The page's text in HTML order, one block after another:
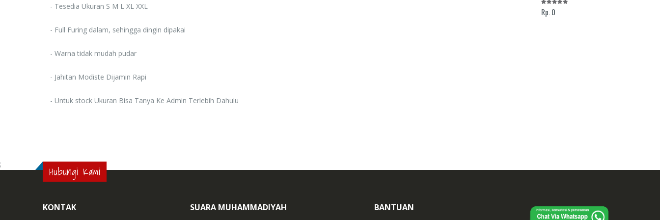
- Tesedia Ukuran S M L XL XXL
- Full Furing dalam, sehingga dingin dipakai
- Warna tidak mudah pudar
- Jahitan Modiste Dijamin Rapi
- Untuk stock Ukuran Bisa Tanya Ke Admin Terlebih Dahulu
Rp. 0
; Hubungi Kami
KONTAK SUARA MUHAMMADIYAH BANTUAN